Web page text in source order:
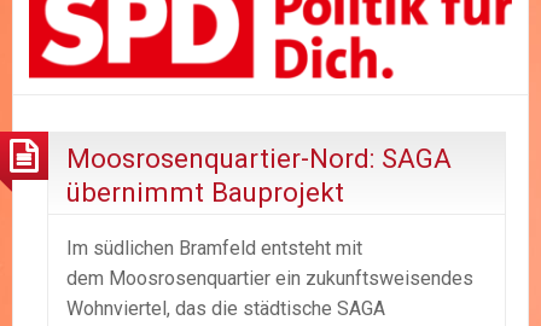
Moosrosenquartier-Nord: SAGA
übernimmt Bauprojekt
Im südlichen Bramfeld entsteht mit
dem Moosrosenquartier ein zukunftsweisendes
Wohnviertel, das die städtische SAGA